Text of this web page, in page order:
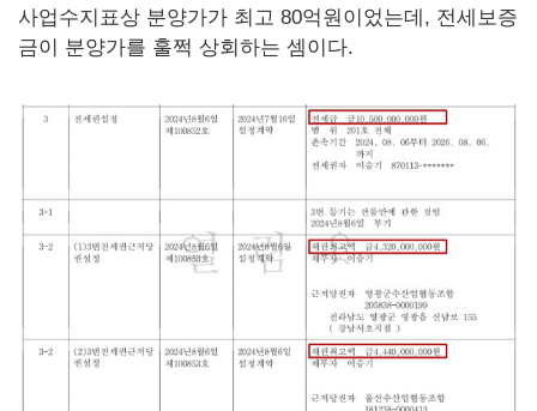
사업수지표상 분양가가 최고 80억원이었는데, 전세보증
금이 분양가를 훌쩍 상회하는 셈이다.